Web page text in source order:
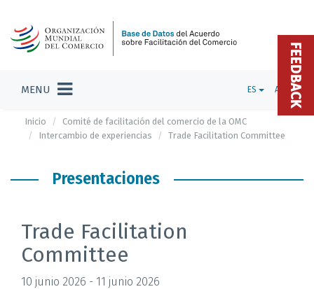
MENU ES ADMIN
Inicio
Comité de facilitación del comercio de la OMC
Intercambio de experiencias
Trade Facilitation Committee
Presentaciones
Trade Facilitation
Committee
10 junio 2026 - 11 junio 2026
FEEDBACK